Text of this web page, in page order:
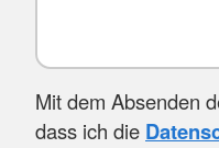
Mit dem Absenden
dass ich die